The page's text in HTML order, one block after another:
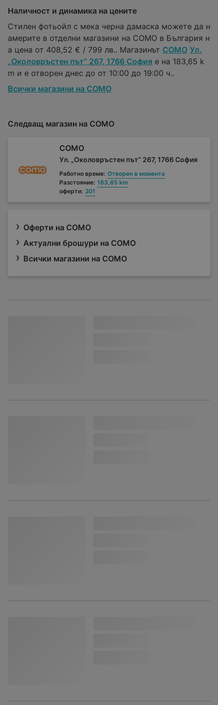
Наличност и динамика на цените
Стилен фотьойл с мека черна дамаска можете да н
америте в отделни магазини на COMO в България н
а цена от 408,52 € / 799 лв.. Магазинът COMO Ул.
„Околовръстен път“ 267, 1766 София е на 183,65 k
m и е отворен днес до от 10:00 до 19:00 ч..
Всички магазини на COMO
Следващ магазин на COMO
COMO
Ул. „Околовръстен път“ 267, 1766 София
Работно време: Отворен в момента
Разстояние: 183,65 km
оферти: 201
Оферти на COMO
Актуални брошури на COMO
Всички магазини на COMO